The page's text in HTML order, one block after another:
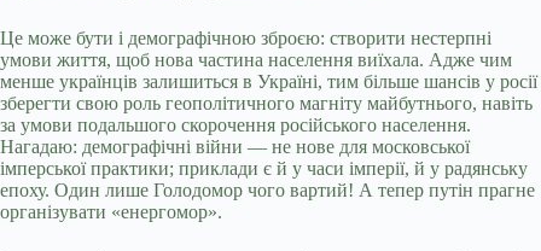
Це може бути і демографічною зброєю: створити нестерпні
умови життя, щоб нова частина населення виїхала. Адже чим
менше українців залишиться в Україні, тим більше шансів у росії
зберегти свою роль геополітичного магніту майбутнього, навіть
за умови подальшого скорочення російського населення.
Нагадаю: демографічні війни — не нове для московської
імперської практики; приклади є й у часи імперії, й у радянську
епоху. Один лише Голодомор чого вартий! А тепер путін прагне
організувати «енергомор».